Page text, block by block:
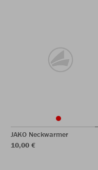
JAKO Neckwarmer
10,00 €